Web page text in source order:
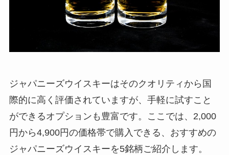
ジャパニーズウイスキーはそのクオリティから国
際的に高く評価されていますが、手軽に試すこと
ができるオプションも豊富です。ここでは、2,000
円から4,900円の価格帯で購入できる、おすすめの
ジャパニーズウイスキーを5銘柄ご紹介します。